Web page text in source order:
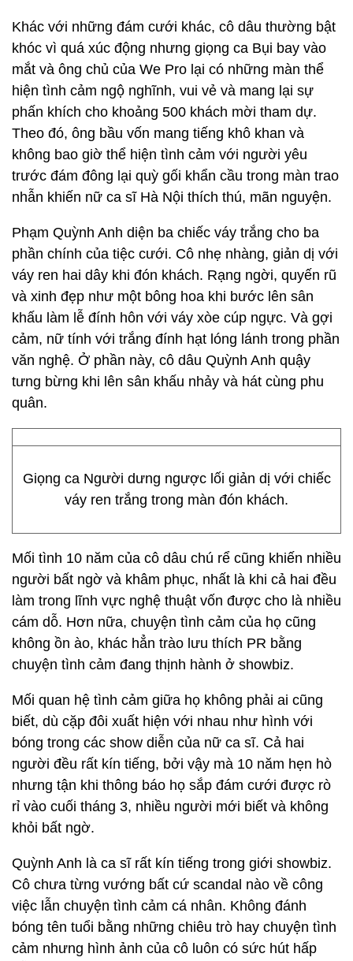
Khác với những đám cưới khác, cô dâu thường bật
khóc vì quá xúc động nhưng giọng ca Bụi bay vào
mắt và ông chủ của We Pro lại có những màn thể
hiện tình cảm ngộ nghĩnh, vui vẻ và mang lại sự
phấn khích cho khoảng 500 khách mời tham dự.
Theo đó, ông bầu vốn mang tiếng khô khan và
không bao giờ thể hiện tình cảm với người yêu
trước đám đông lại quỳ gối khẩn cầu trong màn trao
nhẫn khiến nữ ca sĩ Hà Nội thích thú, mãn nguyện.
Phạm Quỳnh Anh diện ba chiếc váy trắng cho ba
phần chính của tiệc cưới. Cô nhẹ nhàng, giản dị với
váy ren hai dây khi đón khách. Rạng ngời, quyến rũ
và xinh đẹp như một bông hoa khi bước lên sân
khấu làm lễ đính hôn với váy xòe cúp ngực. Và gợi
cảm, nữ tính với trắng đính hạt lóng lánh trong phần
văn nghệ. Ở phần này, cô dâu Quỳnh Anh quậy
tưng bừng khi lên sân khấu nhảy và hát cùng phu
quân.
Giọng ca Người dưng ngược lối giản dị với chiếc
váy ren trắng trong màn đón khách.
Mối tình 10 năm của cô dâu chú rể cũng khiến nhiều
người bất ngờ và khâm phục, nhất là khi cả hai đều
làm trong lĩnh vực nghệ thuật vốn được cho là nhiều
cám dỗ. Hơn nữa, chuyện tình cảm của họ cũng
không ồn ào, khác hẳn trào lưu thích PR bằng
chuyện tình cảm đang thịnh hành ở showbiz.
Mối quan hệ tình cảm giữa họ không phải ai cũng
biết, dù cặp đôi xuất hiện với nhau như hình với
bóng trong các show diễn của nữ ca sĩ. Cả hai
người đều rất kín tiếng, bởi vậy mà 10 năm hẹn hò
nhưng tận khi thông báo họ sắp đám cưới được rò
rỉ vào cuối tháng 3, nhiều người mới biết và không
khỏi bất ngờ.
Quỳnh Anh là ca sĩ rất kín tiếng trong giới showbiz.
Cô chưa từng vướng bất cứ scandal nào về công
việc lẫn chuyện tình cảm cá nhân. Không đánh
bóng tên tuổi bằng những chiêu trò hay chuyện tình
cảm nhưng hình ảnh của cô luôn có sức hút hấp